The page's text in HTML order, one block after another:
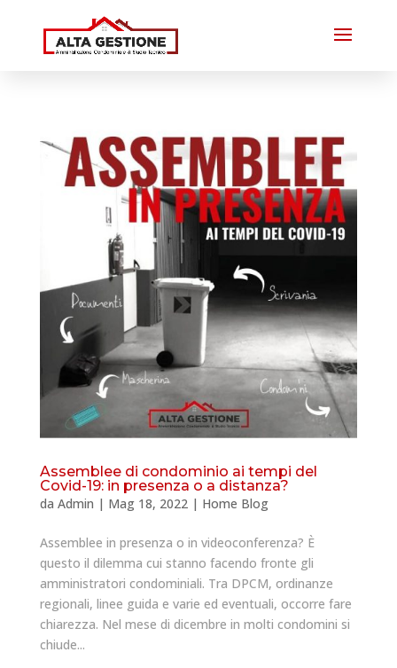
Assemblee di condominio ai tempi del
Covid-19: in presenza o a distanza?
da Admin | Mag 18, 2022| Home Blog
Assemblee in presenza o in videoconferenza? È
questo il dilemma cui stanno facendo fronte gli
amministratori condominiali. Tra DPCM, ordinanze
regionali, linee guida e varie ed eventuali, occorre fare
chiarezza. Nel mese di dicembre in molti condomini si
chiude...